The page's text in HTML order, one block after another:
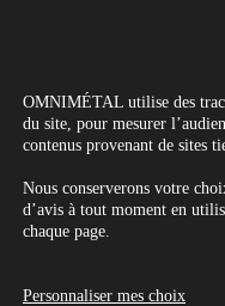
Entreprise de
Mentions légales-Gestion
OMNIMÉTAL utilise des
du site, pour mesurer
contenus provenant de sites
Nous conserverons votre
d’avis à tout moment en
chaque page.
Personnaliser mes choix